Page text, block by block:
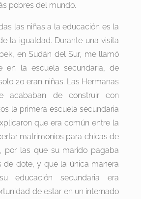
pobres del mundo.
las niñas a la educación es la
la igualdad. Durante una visita
en Sudán del Sur, me llamó
en la escuela secundaria, de
20 eran niñas. Las Hermanas
acababan de construir con
la primera escuela secundaria
que era común entre la
matrimonios para chicas de
por las que su marido pagaba
de dote, y que la única manera
educación secundaria era
de estar en un internado